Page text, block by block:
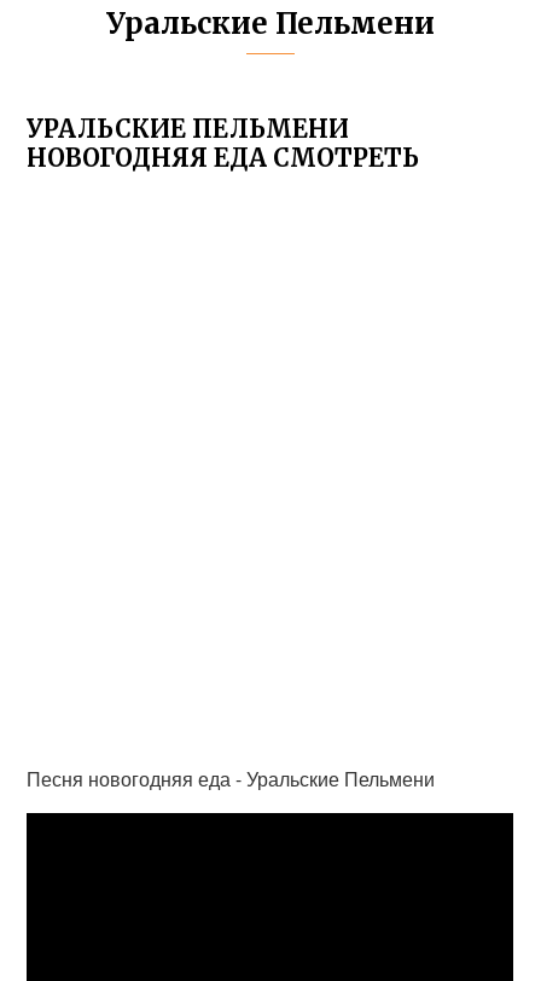
Уральские Пельмени
УРАЛЬСКИЕ ПЕЛЬМЕНИ
НОВОГОДНЯЯ ЕДА СМОТРЕТЬ
Песня новогодняя еда - Уральские Пельмени